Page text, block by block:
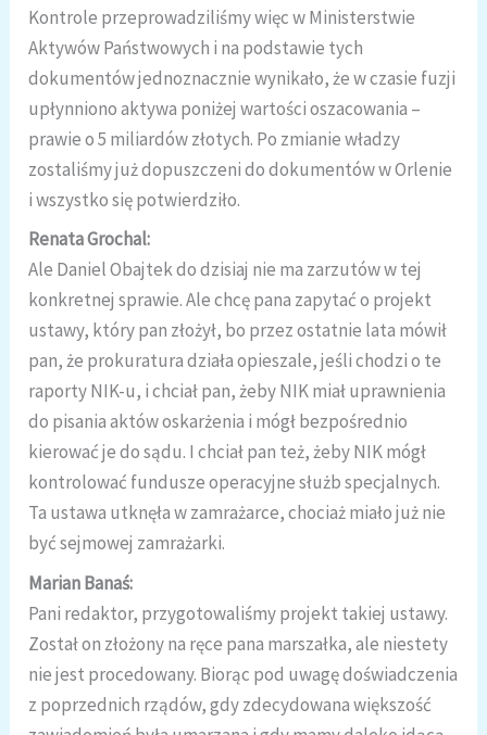
Kontrole przeprowadziliśmy więc w Ministerstwie
Aktywów Państwowych i na podstawie tych
dokumentów jednoznacznie wynikało, że w czasie fuzji
upłynniono aktywa poniżej wartości oszacowania –
prawie o 5 miliardów złotych. Po zmianie władzy
zostaliśmy już dopuszczeni do dokumentów w Orlenie
i wszystko się potwierdziło.
Renata Grochal:
Ale Daniel Obajtek do dzisiaj nie ma zarzutów w tej
konkretnej sprawie. Ale chcę pana zapytać o projekt
ustawy, który pan złożył, bo przez ostatnie lata mówił
pan, że prokuratura działa opieszale, jeśli chodzi o te
raporty NIK-u, i chciał pan, żeby NIK miał uprawnienia
do pisania aktów oskarżenia i mógł bezpośrednio
kierować je do sądu. I chciał pan też, żeby NIK mógł
kontrolować fundusze operacyjne służb specjalnych.
Ta ustawa utknęła w zamrażarce, chociaż miało już nie
być sejmowej zamrażarki.
Marian Banaś:
Pani redaktor, przygotowaliśmy projekt takiej ustawy.
Został on złożony na ręce pana marszałka, ale niestety
nie jest procedowany. Biorąc pod uwagę doświadczenia
z poprzednich rządów, gdy zdecydowana większość